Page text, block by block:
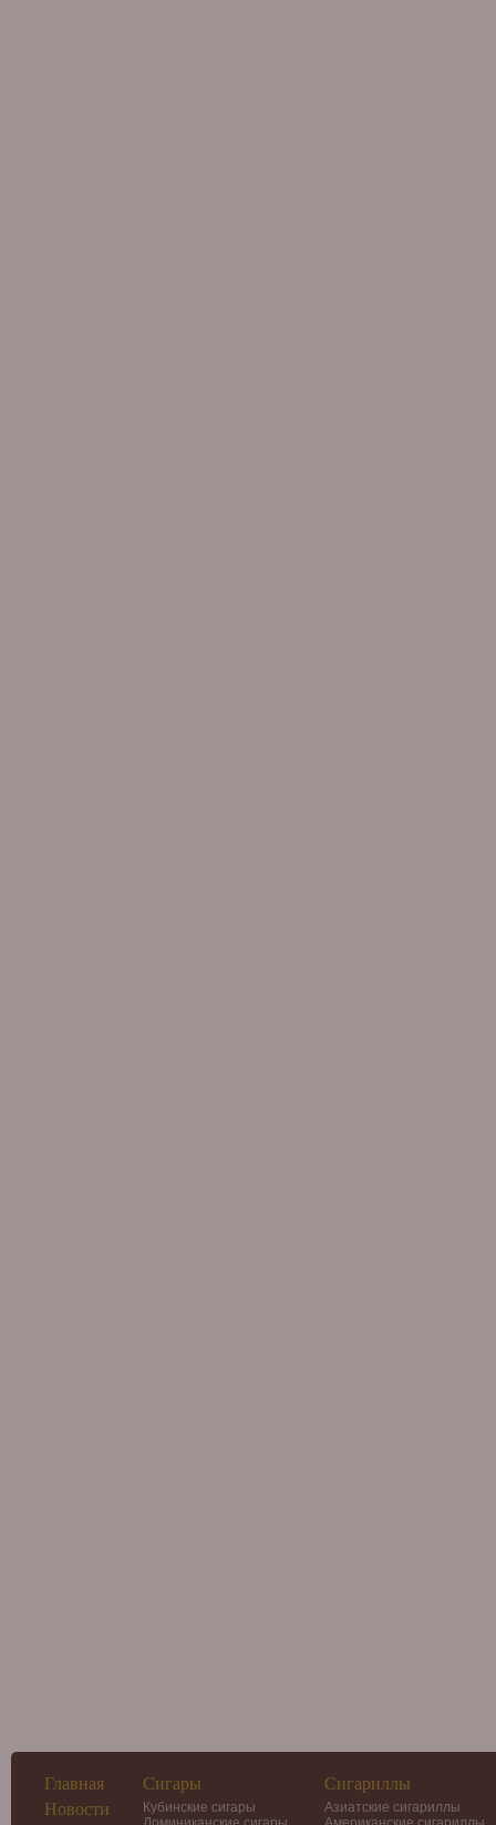
Главная
Новости
Сигары
Кубинские сигары
Сигариллы
Азиатские сигариллы